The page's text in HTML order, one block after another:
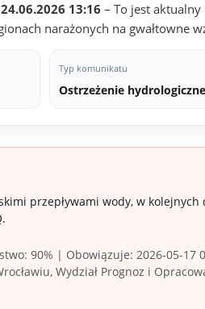
24.06.2026 13:16 – To jest
narażonych na gwałtowne
Typ komunikatu
Ostrzeżenie hydrologiczne
przepływami wody, w
90% | Obowiązuje: 2026-05-17
Wydział Prognoz i